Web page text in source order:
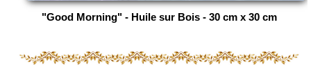
"Good Morning" - Huile sur Bois - 30 cm x 30 cm